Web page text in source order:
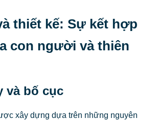
thiết kế: Sự kết hợp
con người và thiên
và bố cục
xây dựng dựa trên những nguyên